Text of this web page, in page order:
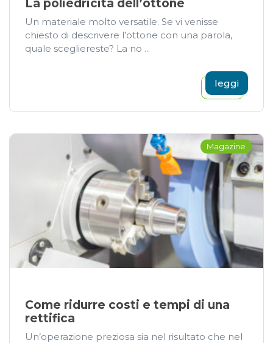
La poliedricità dell’ottone
Un materiale molto versatile. Se vi venisse
chiesto di descrivere l’ottone con una parola,
quale scegliereste? La no ...
leggi
Magazine
Come ridurre costi e tempi di una
rettifica
Un’operazione preziosa sia nel risultato che nel